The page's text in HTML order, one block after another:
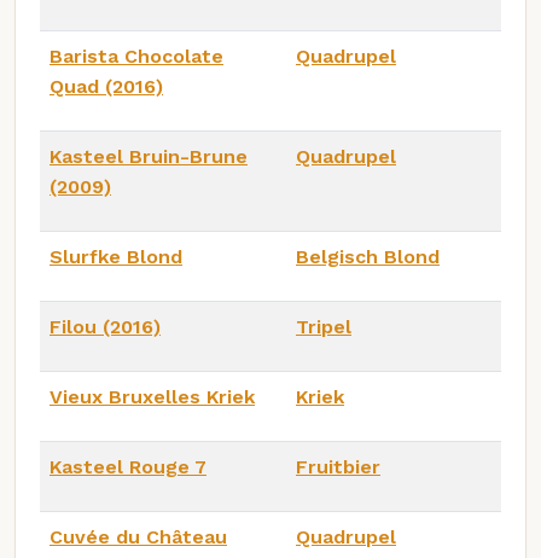
Barista Chocolate
Quad (2016)
Quadrupel
Kasteel Bruin-Brune
(2009)
Quadrupel
Slurfke Blond Belgisch Blond
Filou (2016) Tripel
Vieux Bruxelles Kriek Kriek
Kasteel Rouge 7 Fruitbier
Cuvée du Château
Quadrupel